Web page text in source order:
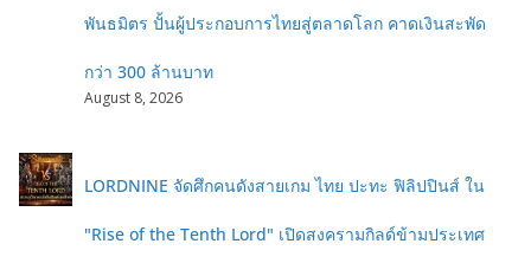
พันธมิตร ปั้นผู้ประกอบการไทยสู่ตลาดโลก คาดเงินสะพัด
กว่า 300 ล้านบาท
August 8, 2026
LORDNINE จัดศึกคนดังสายเกม ไทย ปะทะ ฟิลิปปินส์ ใน
"Rise of the Tenth Lord" เปิดสงครามกิลด์ข้ามประเทศ